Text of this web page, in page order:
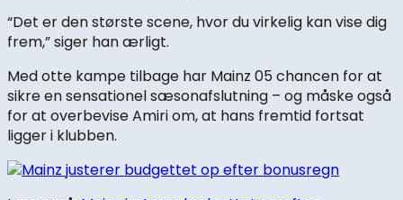
“Det er den største scene, hvor du virkelig kan vise dig
frem,” siger han ærligt.
Med otte kampe tilbage har Mainz 05 chancen for at
sikre en sensationel sæsonafslutning – og måske også
for at overbevise Amiri om, at hans fremtid fortsat
ligger i klubben.